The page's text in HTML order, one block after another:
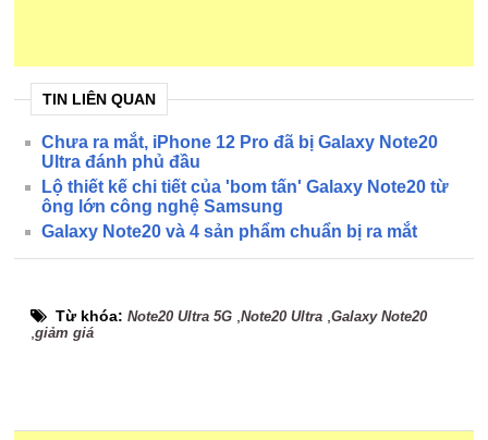
TIN LIÊN QUAN
Chưa ra mắt, iPhone 12 Pro đã bị Galaxy Note20
Ultra đánh phủ đầu
Lộ thiết kế chi tiết của 'bom tấn' Galaxy Note20 từ
ông lớn công nghệ Samsung
Galaxy Note20 và 4 sản phẩm chuẩn bị ra mắt
Từ khóa:Note20 Ultra 5G ,Note20 Ultra ,Galaxy Note20
,giảm giá